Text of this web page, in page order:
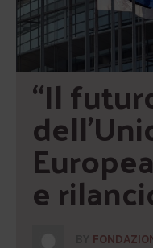
“Il
e